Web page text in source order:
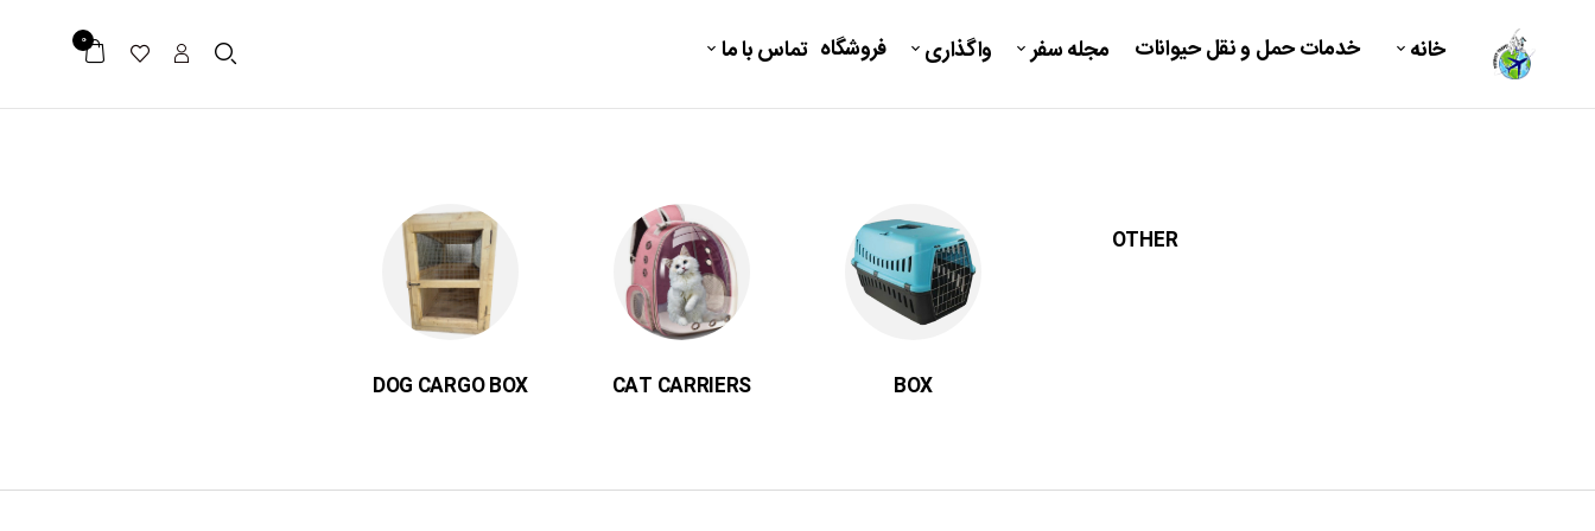
خانه خدمات حمل و نقل حیوانات مجله سفر واگذاری فروشگاه تماس با ما 0
OTHER
BOX
CAT CARRIERS
DOG CARGO BOX